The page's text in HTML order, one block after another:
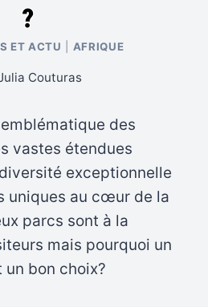
?
ET ACTU AFRIQUE
Couturas
des
vastes étendues
exceptionnelle
uniques au cœur de la
parcs sont à la
mais pourquoi un
un bon choix?